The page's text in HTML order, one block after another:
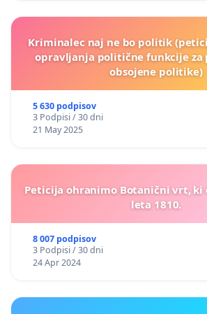
Kriminalec naj ne bo politik
opravljanja politične funkcije za
obsojene politike)
5 630 podpisov
3 Podpisi / 30 dni
21 May 2025
Peticija ohranimo Botanični vrt, ki
leta 1810.
8 007 podpisov
3 Podpisi / 30 dni
24 Apr 2024